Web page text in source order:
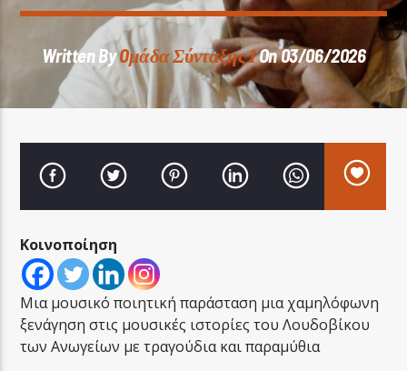
Current Track
LA FAMIGLIA RADIO
Written ByOμάδα Σύνταξης ΙOn 03/06/2026
Κοινοποίηση
Μια μουσικό ποιητική παράσταση μια χαμηλόφωνη
ξενάγηση στις μουσικές ιστορίες του Λουδοβίκου
των Ανωγείων με τραγούδια και παραμύθια